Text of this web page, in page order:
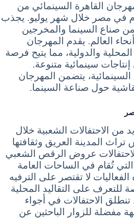
القاهرة السينمائي من
في مصر خلال شهر يوليو. يجذب
صناع السينما والمخرجين
العالم. يقدم المهرجان
والدولية، مما يتيح فرصة
سينمائية متنوعة.
يتضمن المهرجان
حول صناعة السينما.
من الاحتفالات الشعبية خلال
المدينة العريق وثقافتها
عروض الرقص الشعبي
تُقام في الساحات العامة
لا تقتصر على الترفيه
على التقاليد المحلية
الاحتفالات في أجواء
مفضلة للزوار الباحثين عن